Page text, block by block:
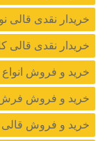
خریدار نقدی قالی
خریدار نقدی قالی
خرید و فروش انواع
خرید و فروش فرش
خرید و فروش قالی